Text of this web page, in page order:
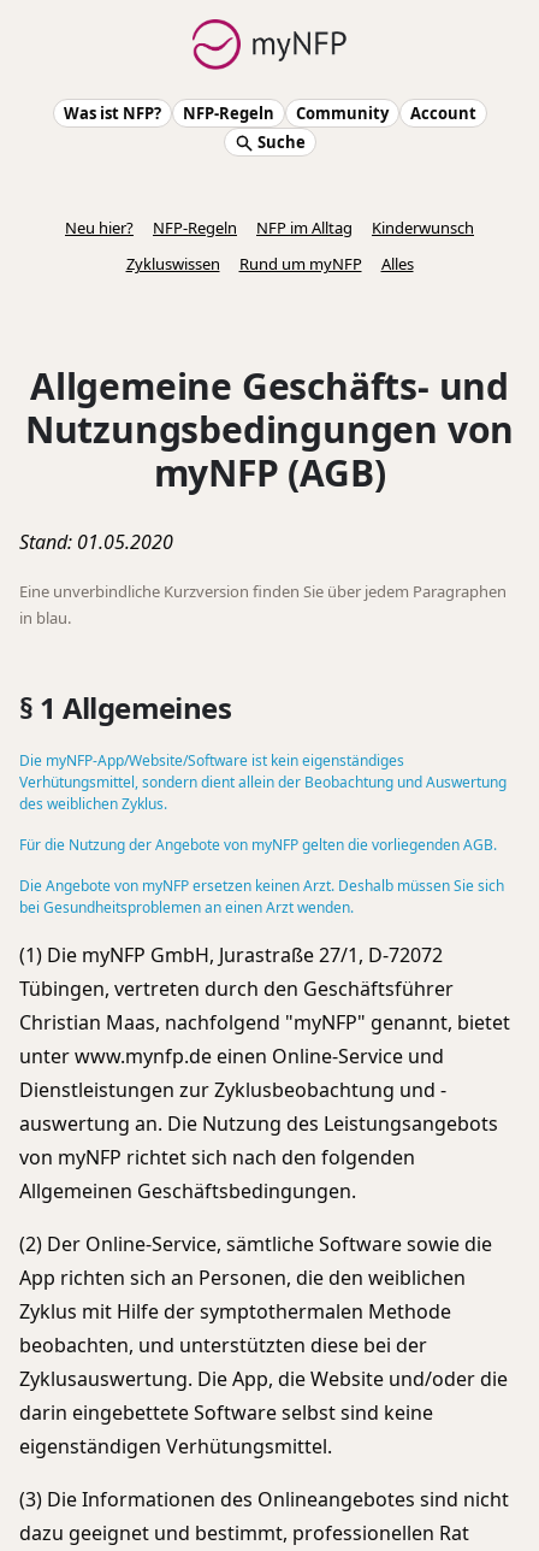
Was ist NFP? NFP-Regeln Community
Account
Suche
Neu hier? NFP-Regeln NFP im Alltag
Kinderwunsch
Zykluswissen
Rund um myNFP Alles
Allgemeine Geschäfts- und
Nutzungsbedingungen von
myNFP (AGB)
Stand: 01.05.2020
Eine unverbindliche Kurzversion finden Sie über jedem Paragraphen
in blau.
§ 1 Allgemeines
Die myNFP-App/Website/Software ist kein eigenständiges
Verhütungsmittel, sondern dient allein der Beobachtung und Auswertung
des weiblichen Zyklus.
Für die Nutzung der Angebote von myNFP gelten die vorliegenden AGB.
Die Angebote von myNFP ersetzen keinen Arzt. Deshalb müssen Sie sich
bei Gesundheitsproblemen an einen Arzt wenden.
(1) Die myNFP GmbH, Jurastraße 27/1, D-72072
Tübingen, vertreten durch den Geschäftsführer
Christian Maas, nachfolgend "myNFP" genannt, bietet
unter www.mynfp.de einen Online-Service und
Dienstleistungen zur Zyklusbeobachtung und -
auswertung an. Die Nutzung des Leistungsangebots
von myNFP richtet sich nach den folgenden
Allgemeinen Geschäftsbedingungen.
(2) Der Online-Service, sämtliche Software sowie die
App richten sich an Personen, die den weiblichen
Zyklus mit Hilfe der symptothermalen Methode
beobachten, und unterstützten diese bei der
Zyklusauswertung. Die App, die Website und/oder die
darin eingebettete Software selbst sind keine
eigenständigen Verhütungsmittel.
(3) Die Informationen des Onlineangebotes sind nicht
dazu geeignet und bestimmt, professionellen Rat